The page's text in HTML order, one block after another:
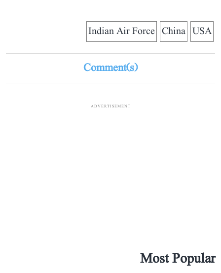
USA
China
Indian Air Force
Comment(s)
ADVERTISEMENT
Most Popular